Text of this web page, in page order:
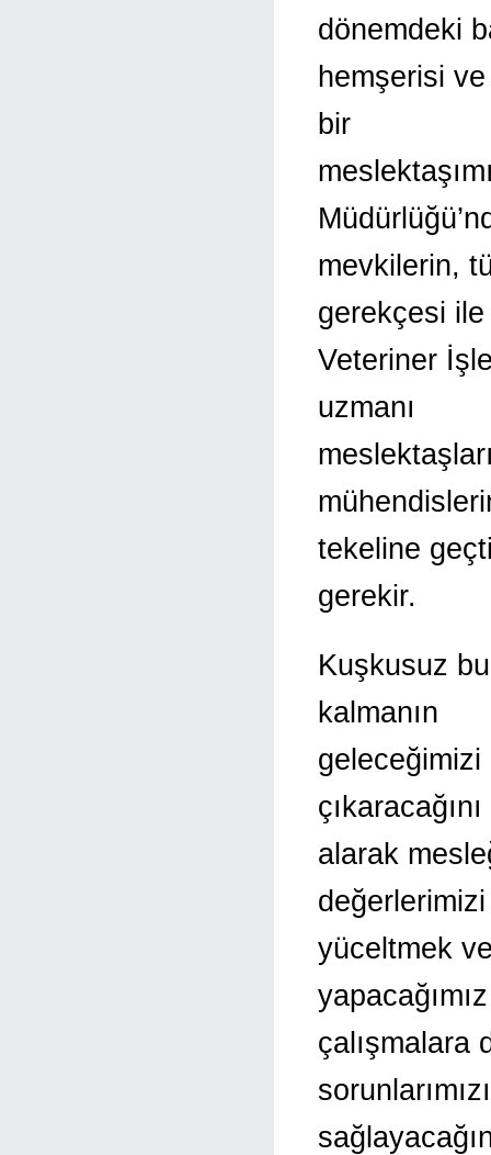
dönemdeki
hemşerisi
bir
mevkilerin,
gerekçesi ile
Veteriner
uzmanı
tekeline
gerekir.
Kuşkusuz
kalmanın
alarak
yüceltmek
yapacağımız
çalışmalara